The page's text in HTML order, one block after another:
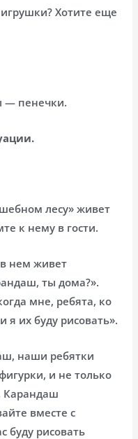
Хотите еще
— пенечки.
лесу» живет
к нему в гости.
в нем живет
ты дома?».
мне, ребята, ко
их буду рисовать».
наши ребятки
и не только
Карандаш
вместе с
буду рисовать